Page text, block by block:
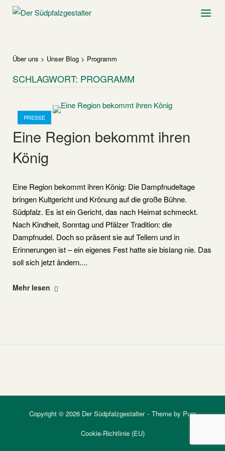
SkipHome Menu
Über uns > Unser Blog > Programm
SCHLAGWORT: PROGRAMM
PRESSE
Open post
Eine Region bekommt ihren
König
Eine Region bekommt ihren König: Die Dampfnudeltage
bringen Kultgericht und Krönung auf die große Bühne.
Südpfalz. Es ist ein Gericht, das nach Heimat schmeckt.
Nach Kindheit, Sonntag und Pfälzer Tradition: die
Dampfnudel. Doch so präsent sie auf Tellern und in
Erinnerungen ist – ein eigenes Fest hatte sie bislang nie. Das
soll sich jetzt ändern....
"Eine
Mehr lesen
Copyright © 2026 Der Südpfalzgestalter Theme by Puro
Cookie-Richtlinie (EU)